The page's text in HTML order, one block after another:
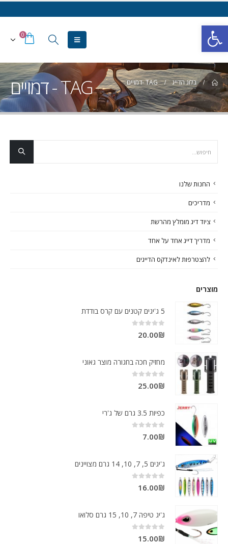
פתח סרגל נגישות 0
TAG - דמויים בלוג הדייג TAG - דמויים
החנות שלנו
מדריכים
ציוד דיג מומלץ מהרשת
מדריך דייג אחד על אחד
להצטרפות לאינדקס הדייגים
מוצרים
5 ג'יגים קטנים עם קרס בודדת
20.00₪
מחזיק חכה בחגורה מוצר גאוני
25.00₪
כפיות 3.5 גרם של ג'רי
7.00₪
ג'יגים 5, 7, 10, 14 גרם מצויינים
16.00₪
ג'יג טיפה 7, 10, 15 גרם סלואו
15.00₪